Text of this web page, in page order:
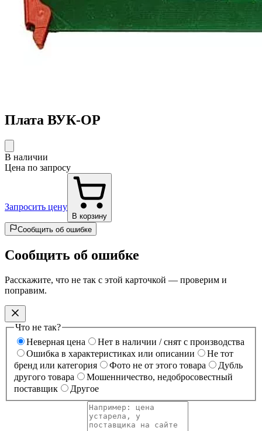
Плата ВУК-ОР
В наличии
Цена по запросу
Запросить цену
В корзину
Сообщить об ошибке
Сообщить об ошибке
Расскажите, что не так с этой карточкой — проверим и
поправим.
Что не так?
Неверная цена
Нет в наличии / снят с производства
Ошибка в характеристиках или описании
Не тот
бренд или категория
Фото не от этого товара
Дубль
другого товара
Мошенничество, недобросовестный
поставщик
Другое